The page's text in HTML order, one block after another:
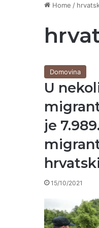
Home /
Domovina
U
je
15/10/2021